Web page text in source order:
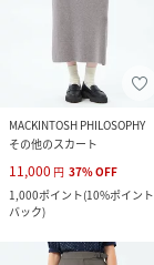
MACKINTOSH PHILOSOPHY
その他のスカート
11,000 円 37%OFF
1,000ポイント(10%ポイント
バック)